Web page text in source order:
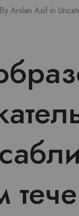
By Arslan Asif in